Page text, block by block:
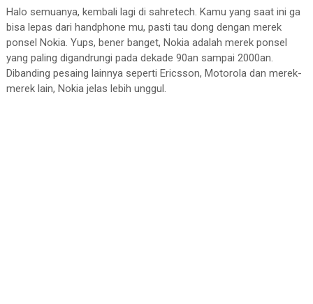
Halo semuanya, kembali lagi di sahretech. Kamu yang saat ini ga
bisa lepas dari handphone mu, pasti tau dong dengan merek
ponsel Nokia. Yups, bener banget, Nokia adalah merek ponsel
yang paling digandrungi pada dekade 90an sampai 2000an.
Dibanding pesaing lainnya seperti Ericsson, Motorola dan merek-
merek lain, Nokia jelas lebih unggul.